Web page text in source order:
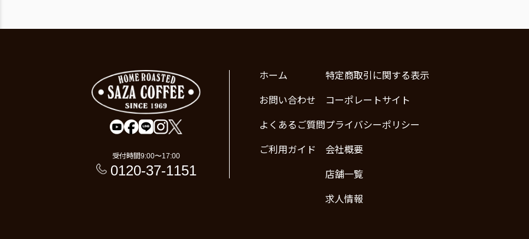
受付時間9:00〜17:00
0120-37-1151
ホーム
お問い合わせ
よくあるご質問
ご利用ガイド
特定商取引に関する表示
コーポレートサイト
プライバシーポリシー
会社概要
店舗一覧
求人情報